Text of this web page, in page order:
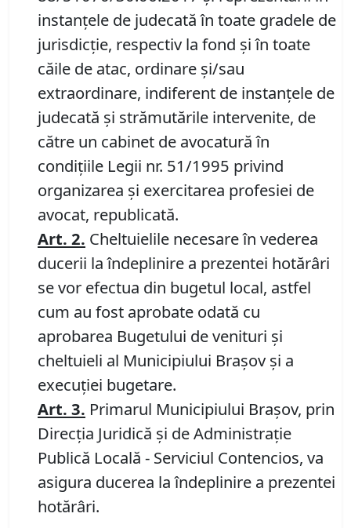
instanţele de judecată în toate gradele de
jurisdicţie, respectiv la fond şi în toate
căile de atac, ordinare şi/sau
extraordinare, indiferent de instanţele de
judecată şi strămutările intervenite, de
către un cabinet de avocatură în
condiţiile Legii nr. 51/1995 privind
organizarea şi exercitarea profesiei de
avocat, republicată.
Art. 2. Cheltuielile necesare în vederea
ducerii la îndeplinire a prezentei hotărâri
se vor efectua din bugetul local, astfel
cum au fost aprobate odată cu
aprobarea Bugetului de venituri şi
cheltuieli al Municipiului Braşov şi a
execuției bugetare.
Art. 3. Primarul Municipiului Braşov, prin
Direcţia Juridică şi de Administraţie
Publică Locală - Serviciul Contencios, va
asigura ducerea la îndeplinire a prezentei
hotărâri.